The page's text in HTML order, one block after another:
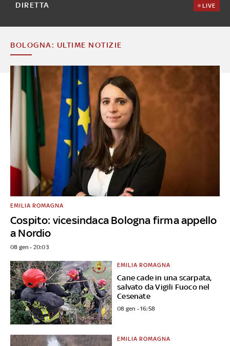
DIRETTA LIVE
BOLOGNA: ULTIME NOTIZIE
Cospito: vicesindaca Bologna firma appello
a Nordio
EMILIA ROMAGNA
08 gen - 20:03
Cane cade in una scarpata,
salvato da Vigili Fuoco nel
Cesenate
EMILIA ROMAGNA
08 gen - 16:58
EMILIA ROMAGNA